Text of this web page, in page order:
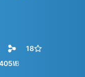
18
㎆︎